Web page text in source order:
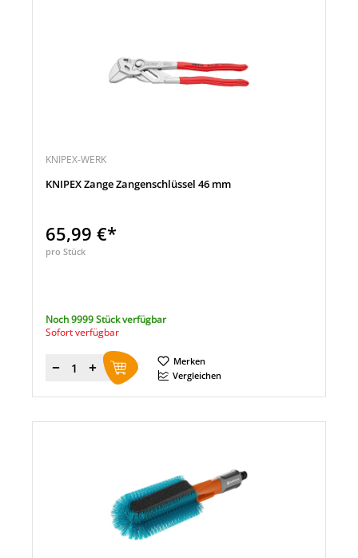
KNIPEX-WERK
KNIPEX Zange Zangenschlüssel 46 mm
65,99 €*
pro Stück
Noch 9999 Stück verfügbar
Sofort verfügbar
Menge
Merken
Vergleichen